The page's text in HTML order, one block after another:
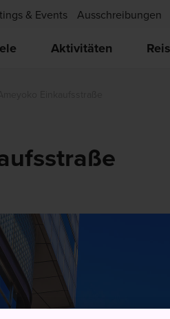
& Events Ausschreibungen
Aktivitäten